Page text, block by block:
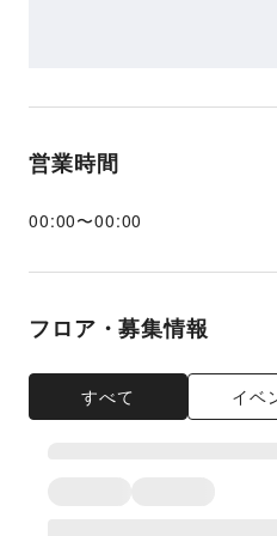
営業時間
00:00〜00:00
フロア・募集情報
すべて イベ